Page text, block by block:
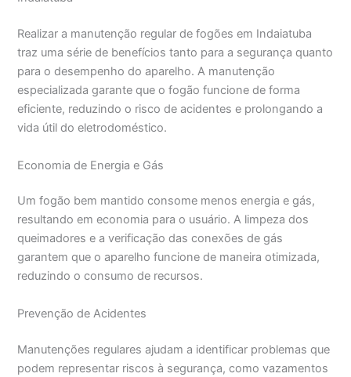
Realizar a manutenção regular de fogões em Indaiatuba
traz uma série de benefícios tanto para a segurança quanto
para o desempenho do aparelho. A manutenção
especializada garante que o fogão funcione de forma
eficiente, reduzindo o risco de acidentes e prolongando a
vida útil do eletrodoméstico.
Economia de Energia e Gás
Um fogão bem mantido consome menos energia e gás,
resultando em economia para o usuário. A limpeza dos
queimadores e a verificação das conexões de gás
garantem que o aparelho funcione de maneira otimizada,
reduzindo o consumo de recursos.
Prevenção de Acidentes
Manutenções regulares ajudam a identificar problemas que
podem representar riscos à segurança, como vazamentos